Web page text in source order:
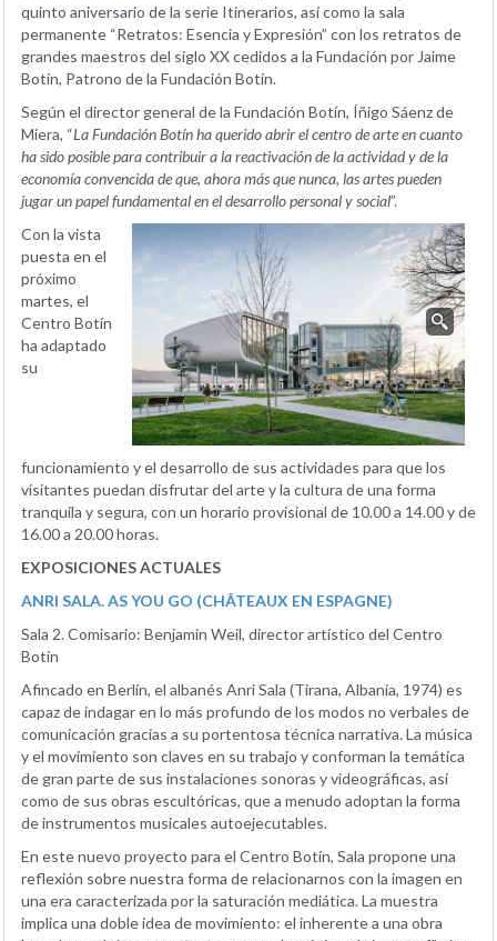
quinto aniversario de la serie Itinerarios, así como la sala
permanente “Retratos: Esencia y Expresión” con los retratos de
grandes maestros del siglo XX cedidos a la Fundación por Jaime
Botín, Patrono de la Fundación Botín.
Según el director general de la Fundación Botín, Íñigo Sáenz de
Miera, “La Fundación Botín ha querido abrir el centro de arte en cuanto
ha sido posible para contribuir a la reactivación de la actividad y de la
economía convencida de que, ahora más que nunca, las artes pueden
jugar un papel fundamental en el desarrollo personal y social”.
Con la vista
puesta en el
próximo
martes, el
Centro Botín
ha adaptado
su
funcionamiento y el desarrollo de sus actividades para que los
visitantes puedan disfrutar del arte y la cultura de una forma
tranquila y segura, con un horario provisional de 10.00 a 14.00 y de
16.00 a 20.00 horas.
EXPOSICIONES ACTUALES
ANRI SALA. AS YOU GO (CHÂTEAUX EN ESPAGNE)
Sala 2. Comisario: Benjamin Weil, director artístico del Centro
Botín
Afincado en Berlín, el albanés Anri Sala (Tirana, Albania, 1974) es
capaz de indagar en lo más profundo de los modos no verbales de
comunicación gracias a su portentosa técnica narrativa. La música
y el movimiento son claves en su trabajo y conforman la temática
de gran parte de sus instalaciones sonoras y videográficas, así
como de sus obras escultóricas, que a menudo adoptan la forma
de instrumentos musicales autoejecutables.
En este nuevo proyecto para el Centro Botín, Sala propone una
reflexión sobre nuestra forma de relacionarnos con la imagen en
una era caracterizada por la saturación mediática. La muestra
implica una doble idea de movimiento: el inherente a una obra